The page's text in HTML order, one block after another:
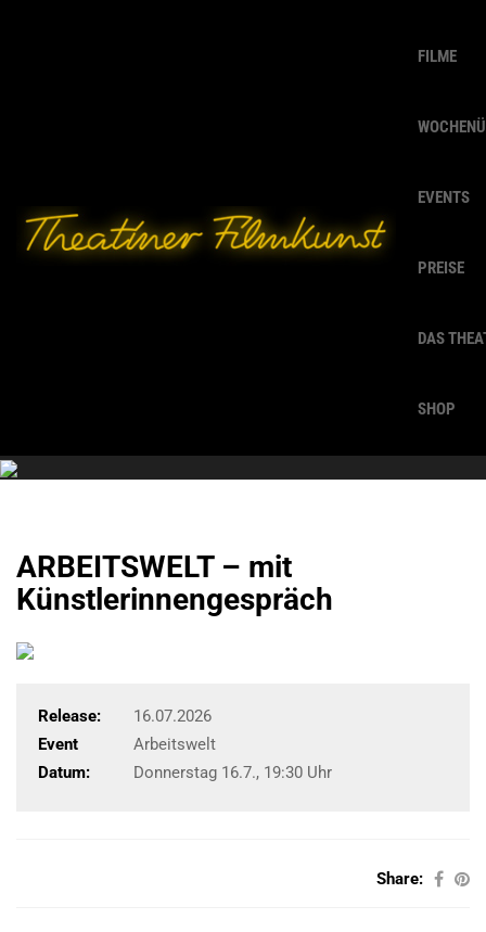
FILME
EVENTS
PREISE
DAS
SHOP
ARBEITSWELT – mit
Künstlerinnengespräch
Release:
16.07.2026
Event
Arbeitswelt
Datum:
Donnerstag 16.7., 19:30 Uhr
Share: